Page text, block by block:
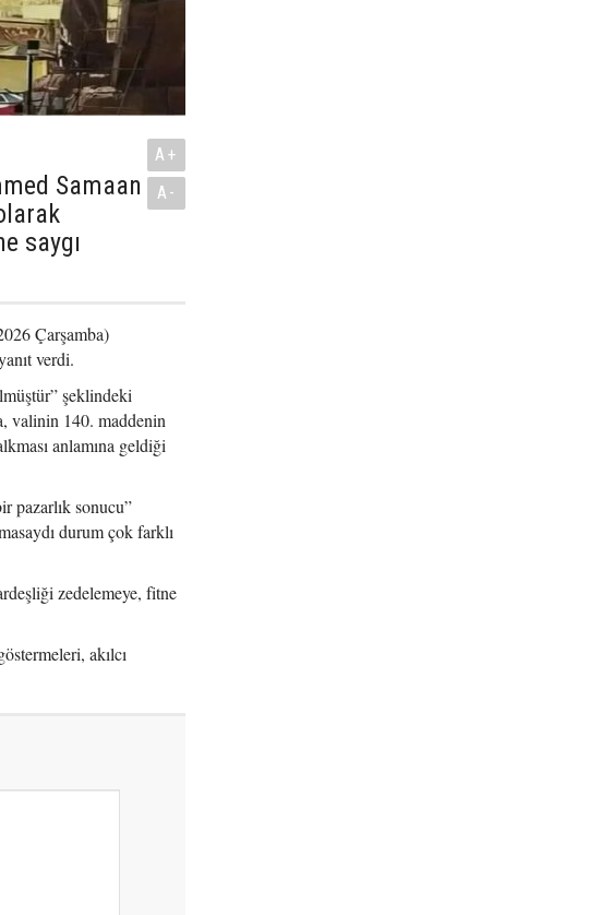
Samaan
saygı
A+
A-
Çarşamba)
verdi.
şeklindeki
valinin 140. maddenin
anlamına geldiği
pazarlık sonucu”
durum çok farklı
zedelemeye, fitne
akılcı